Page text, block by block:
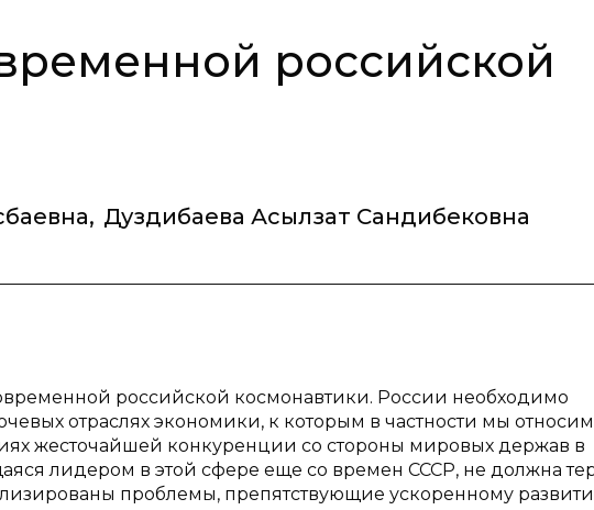
российской
, Дуздибаева Асылзат Сандибековна
российской космонавтики. России необходимо
отраслях экономики, к которым в частности мы относим
жесточайшей конкуренции со стороны мировых держав в
лидером в этой сфере еще со времен СССР, не должна
проблемы, препятствующие ускоренному